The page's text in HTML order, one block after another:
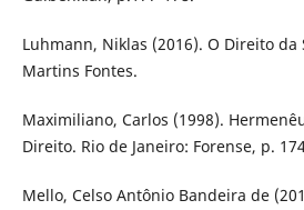
Luhmann, Niklas (2016). O Direito da
Martins Fontes.
Maximiliano, Carlos (1998).
Direito. Rio de Janeiro: Forense, p.
Mello, Celso Antônio Bandeira de